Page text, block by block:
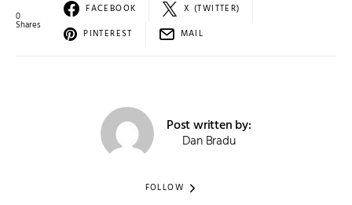
0
Shares
FACEBOOK
X (TWITTER)
PINTEREST
MAIL
Post written by:
Dan Bradu
FOLLOW